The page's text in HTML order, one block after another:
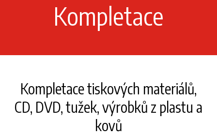
Kompletace
Kompletace tiskových materiálů,
CD, DVD, tužek, výrobků z plastu a
kovů